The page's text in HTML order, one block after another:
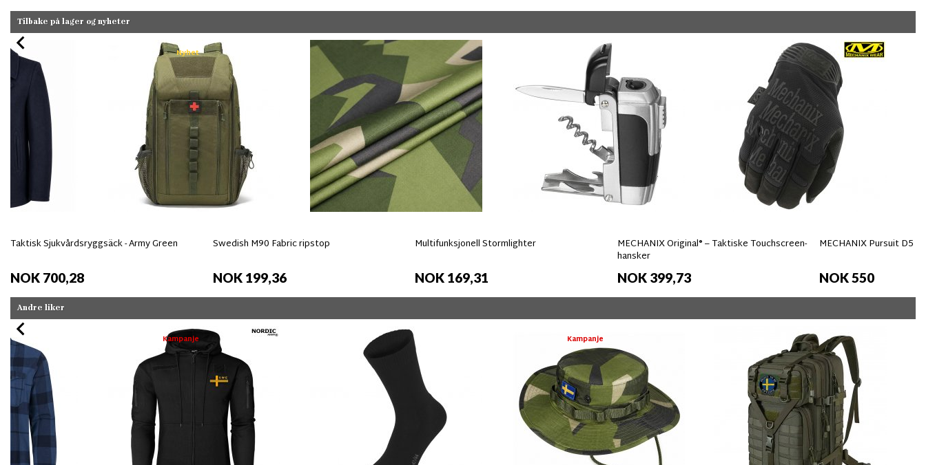
Tilbake på lager og nyheter
Nyhet
Taktisk Sjukvårdsryggsäck - Army Green
NOK 700,28
Swedish M90 Fabric ripstop
NOK 199,36
Multifunksjonell Stormlighter
NOK 169,31
MECHANIX Original® – Taktiske Touchscreen-
hansker
NOK 399,73
MECHANIX Pursuit D5
NOK 550
Andre liker
Kampanje Kampanje